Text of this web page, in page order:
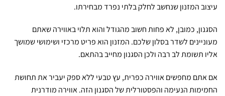
עיצוב המזנון שנחשב לחלק בלתי נפרד מבחירתו.
הסגנון, כמובן, לא פחות חשוב מהגודל והוא תלוי באווירה שאתם
מעוניינים לשדר בסלון שלכם. המזנון הוא פריט מרכזי ושימושי שמושך
אליו תשומת לב רבה ולכן הסגנון מחייב בהתאם.
אם אתם מחפשים אווירה כפרית, עץ טבעי ללא ספק יעביר את תחושת
החמימות הנעימה והפסטורלית של הסגנון הזה. אווירה מודרנית